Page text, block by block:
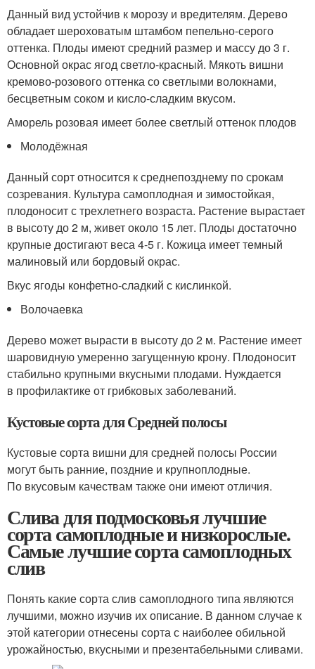
Данный вид устойчив к морозу и вредителям. Дерево
обладает шероховатым штамбом пепельно-серого
оттенка. Плоды имеют средний размер и массу до 3 г.
Основной окрас ягод светло-красный. Мякоть вишни
кремово-розового оттенка со светлыми волокнами,
бесцветным соком и кисло-сладким вкусом.
Аморель розовая имеет более светлый оттенок плодов
Молодёжная
Данный сорт относится к среднепозднему по срокам
созревания. Культура самоплодная и зимостойкая,
плодоносит с трехлетнего возраста. Растение вырастает
в высоту до 2 м, живет около 15 лет. Плоды достаточно
крупные достигают веса 4-5 г. Кожица имеет темный
малиновый или бордовый окрас.
Вкус ягоды конфетно-сладкий с кислинкой.
Волочаевка
Дерево может вырасти в высоту до 2 м. Растение имеет
шаровидную умеренно загущенную крону. Плодоносит
стабильно крупными вкусными плодами. Нуждается
в профилактике от грибковых заболеваний.
Кустовые сорта для Средней полосы
Кустовые сорта вишни для средней полосы России
могут быть ранние, поздние и крупноплодные.
По вкусовым качествам также они имеют отличия.
Слива для подмосковья лучшие
сорта самоплодные и низкорослые.
Самые лучшие сорта самоплодных
слив
Понять какие сорта слив самоплодного типа являются
лучшими, можно изучив их описание. В данном случае к
этой категории отнесены сорта с наиболее обильной
урожайностью, вкусными и презентабельными сливами.